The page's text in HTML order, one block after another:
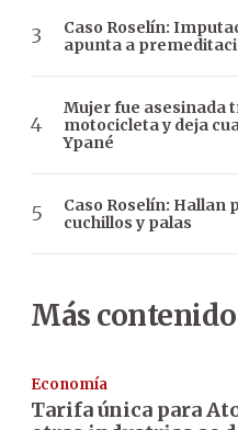
Caso Roselín:
apunta a
Mujer fue asesinada
motocicleta y deja
Ypané
Caso Roselín: Hallan
cuchillos y palas
Más
Economía
Tarifa única para